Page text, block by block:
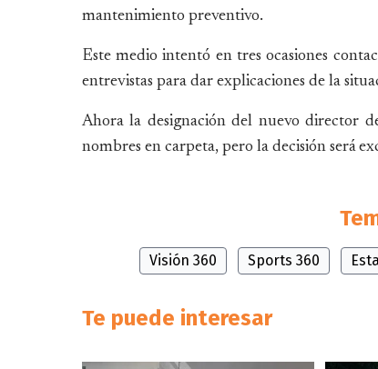
mantenimiento preventivo.
Este medio intentó en tres ocasiones
entrevistas para dar explicaciones de la
Ahora la designación del nuevo director
nombres en carpeta, pero la decisión será
Visión 360 Sports 360
Te puede interesar